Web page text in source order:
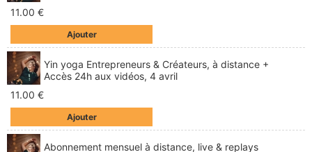
11.00 €
Ajouter
Yin yoga Entrepreneurs & Créateurs, à distance +
Accès 24h aux vidéos, 4 avril
11.00 €
Ajouter
Abonnement mensuel à distance, live & replays